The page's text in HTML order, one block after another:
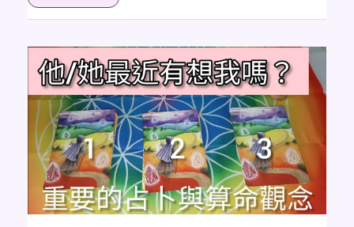
Amethyst
占
卜
他/
她
最
近
有
想
我
嗎？
目
前
對